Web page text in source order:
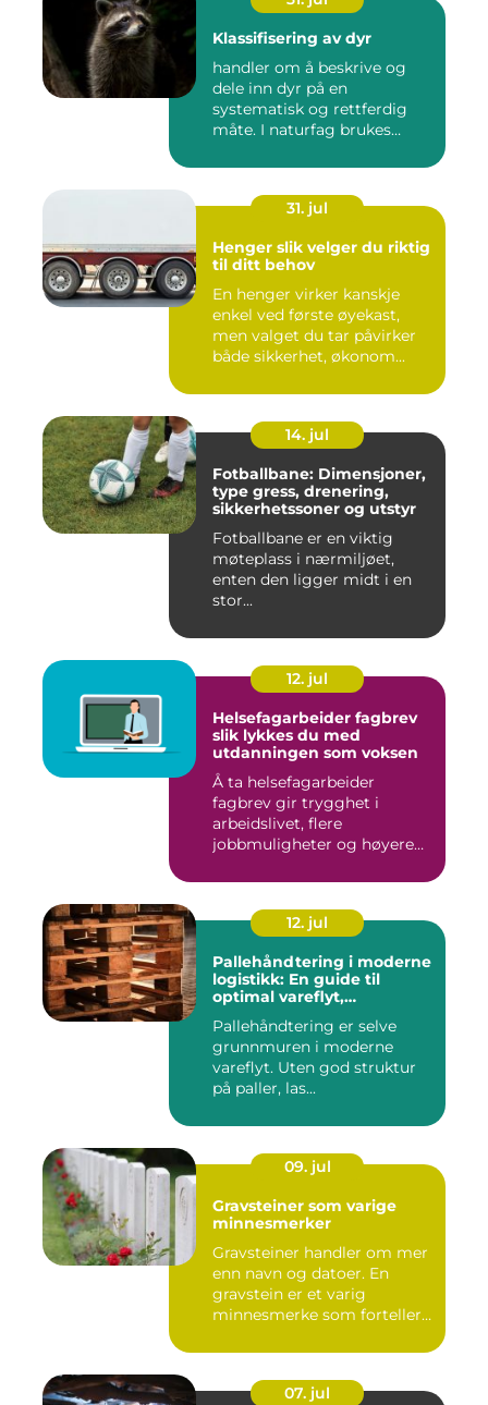
Klassifisering av dyr
handler om å beskrive og
dele inn dyr på en
systematisk og rettferdig
måte. I naturfag brukes
31. jul
Henger slik velger du riktig
til ditt behov
En henger virker kanskje
enkel ved første øyekast,
men valget du tar påvirker
både sikkerhet, økonom...
14. jul
Fotballbane: Dimensjoner,
type gress, drenering,
sikkerhetssoner og utstyr
Fotballbane er en viktig
møteplass i nærmiljøet,
enten den ligger midt i en
stor...
12. jul
Helsefagarbeider fagbrev
slik lykkes du med
utdanningen som voksen
Å ta helsefagarbeider
fagbrev gir trygghet i
arbeidslivet, flere
jobbmuligheter og høyere
12. jul
Pallehåndtering i moderne
logistikk: En guide til
optimal vareflyt,
terminaleffektivitet
Pallehåndtering er selve
grunnmuren i moderne
vareflyt. Uten god struktur
på paller, las...
09. jul
Gravsteiner som varige
minnesmerker
Gravsteiner handler om mer
enn navn og datoer. En
gravstein er et varig
minnesmerke som forteller
07. jul